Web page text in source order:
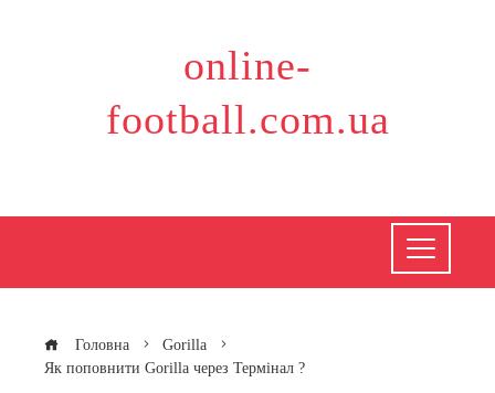
online-
football.com.ua
Головна
Gorilla
Як поповнити Gorilla через Термінал ?